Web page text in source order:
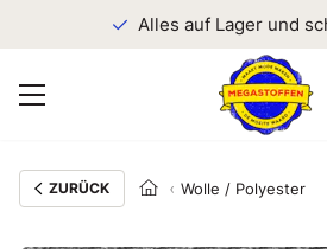
Alles auf Lager und
ZURÜCK Wolle / Polyester